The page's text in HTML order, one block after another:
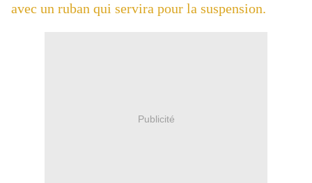
avec un ruban qui servira pour la suspension.
Publicité